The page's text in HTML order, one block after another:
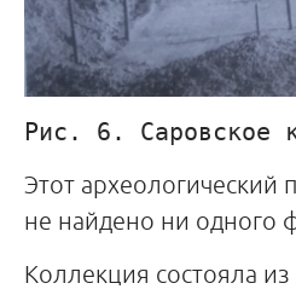
Рис. 6. Саровское
Этот
не найдено ни одного
Коллекция состояла